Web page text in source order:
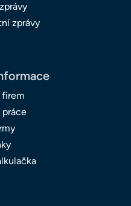
zprávy
firem
práce